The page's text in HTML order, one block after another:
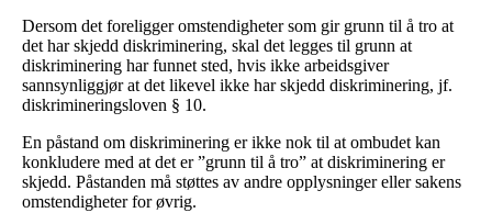
Dersom det foreligger omstendigheter som gir grunn til å tro at
det har skjedd diskriminering, skal det legges til grunn at
diskriminering har funnet sted, hvis ikke arbeidsgiver
sannsynliggjør at det likevel ikke har skjedd diskriminering, jf.
diskrimineringsloven § 10.
En påstand om diskriminering er ikke nok til at ombudet kan
konkludere med at det er ”grunn til å tro” at diskriminering er
skjedd. Påstanden må støttes av andre opplysninger eller sakens
omstendigheter for øvrig.